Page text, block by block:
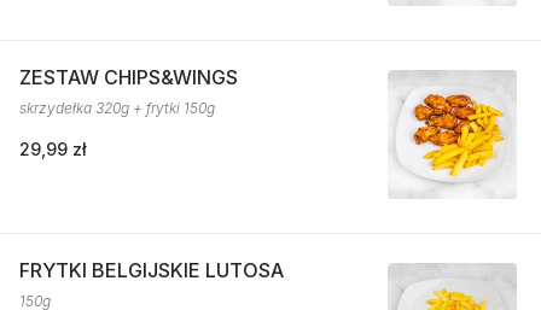
ZESTAW CHIPS&WINGS
skrzydełka 320g + frytki 150g
29,99 zł
FRYTKI BELGIJSKIE LUTOSA
150g